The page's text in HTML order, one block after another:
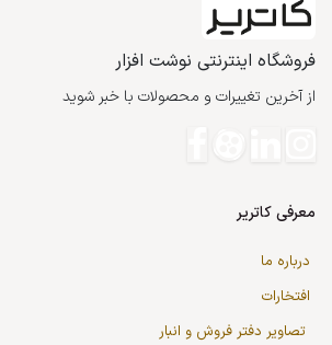
فروشگاه اینترنتی نوشت افزار
از آخرین تغییرات و محصولات با خبر شوید
معرفی کاتریر
درباره ما
افتخارات
تصاویر دفتر فروش و انبار